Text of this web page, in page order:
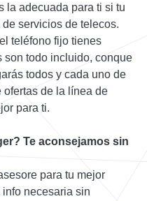
la adecuada para ti si tu
servicios de telecos.
teléfono fijo tienes
son todo incluido, conque
todos y cada uno de
ofertas de la línea de
para ti.
Te aconsejamos sin
para tu mejor
necesaria sin